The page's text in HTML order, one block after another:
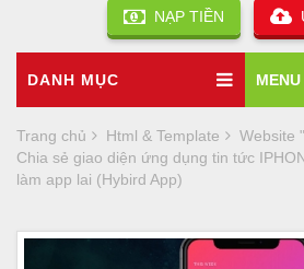
NẠP TIỀN
DANH MỤC MENU
Trang chủ Html & Template
Website
Chia sẻ giao diện ứng dụng tin tức
làm app lai (Hybird App)